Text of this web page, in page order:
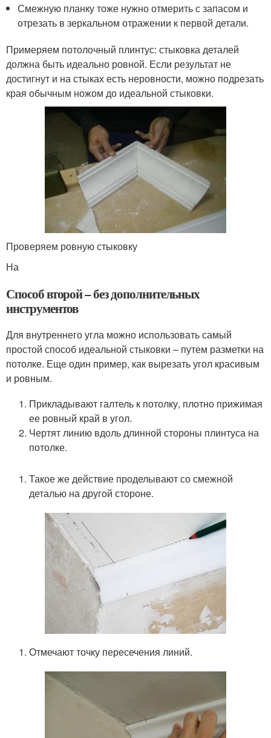
Смежную планку тоже нужно отмерить с запасом и
отрезать в зеркальном отражении к первой детали.
Примеряем потолочный плинтус: стыковка деталей
должна быть идеально ровной. Если результат не
достигнут и на стыках есть неровности, можно подрезать
края обычным ножом до идеальной стыковки.
Проверяем ровную стыковку
На
Способ второй – без дополнительных
инструментов
Для внутреннего угла можно использовать самый
простой способ идеальной стыковки – путем разметки на
потолке. Еще один пример, как вырезать угол красивым
и ровным.
Прикладывают галтель к потолку, плотно прижимая
ее ровный край в угол.
Чертят линию вдоль длинной стороны плинтуса на
потолке.
Такое же действие проделывают со смежной
деталью на другой стороне.
Отмечают точку пересечения линий.